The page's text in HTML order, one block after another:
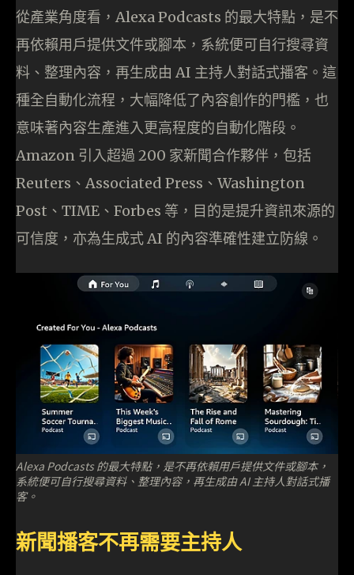
從產業角度看，Alexa Podcasts 的最大特點，是不
再依賴用戶提供文件或腳本，系統便可自行搜尋資
料、整理內容，再生成由 AI 主持人對話式播客。這
種全自動化流程，大幅降低了內容創作的門檻，也
意味著內容生產進入更高程度的自動化階段。
Amazon 引入超過 200 家新聞合作夥伴，包括
Reuters、Associated Press、Washington
Post、TIME、Forbes 等，目的是提升資訊來源的
可信度，亦為生成式 AI 的內容準確性建立防線。
Alexa Podcasts 的最大特點，是不再依賴用戶提供文件或腳本，
系統便可自行搜尋資料、整理內容，再生成由 AI 主持人對話式播
客。
新聞播客不再需要主持人